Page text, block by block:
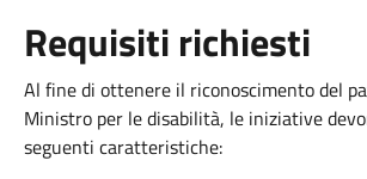
Requisiti richiesti
Al fine di ottenere il riconoscimento del
Ministro per le disabilità, le iniziative
seguenti caratteristiche: